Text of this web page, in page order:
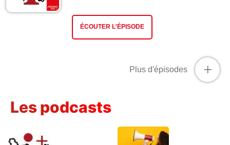
ÉCOUTER L'ÉPISODE
+
Plus d'épisodes
Les podcasts